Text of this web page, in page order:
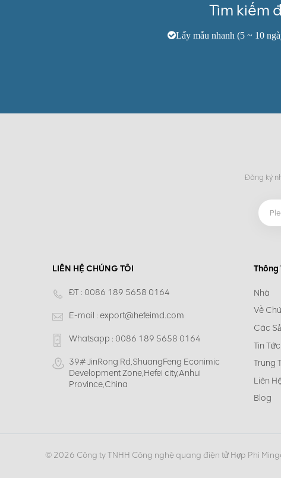
Tìm kiếm
Lấy mẫu nhanh (5 ~ 10
Đăng ký
LIÊN HỆ CHÚNG TÔI
ĐT : 0086 189 5658 0164
E-mail : export@hefeimd.com
Whatsapp : 0086 189 5658 0164
39# JinRong Rd,ShuangFeng Econimic
Development Zone,Hefei city,Anhui
Province,China
Thông
Nhà
Về
Các
Tin Tức
Trung
Liên
Blog
© 2026 Công ty TNHH Công nghệ quang điện tử Hợp Phì